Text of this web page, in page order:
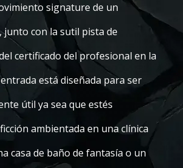
signature de un
con la sutil pista de
certificado del profesional en la
está diseñada para ser
útil ya sea que estés
ambientada en una clínica
casa de baño de fantasía o un